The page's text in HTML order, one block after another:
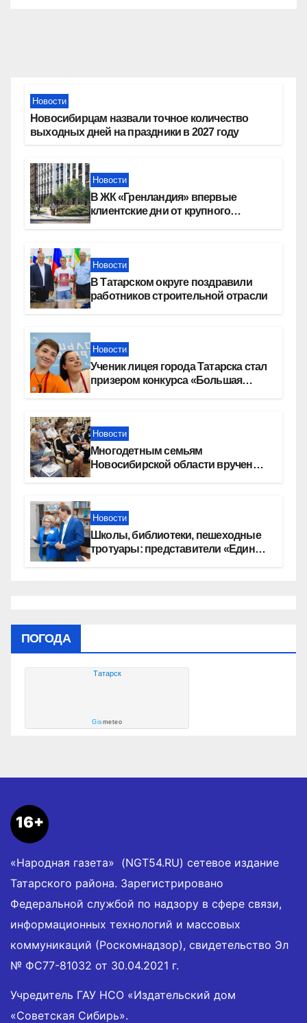
Новости
Новосибирцам назвали точное количество
выходных дней на праздники в 2027 году
Новости
В ЖК «Гренландия» впервые
клиентские дни от крупного
Новости
В Татарском округе поздравили
работников строительной отрасли
Новости
Ученик лицея города Татарска стал
призером конкурса «Большая
Новости
Многодетным семьям
Новосибирской области вручены
Новости
Школы, библиотеки, пешеходные
тротуары: представители «Единой
ПОГОДА
Татарск
Gismeteo
16+
«Народная газета» (NGT54.RU) сетевое издание
Татарского района. Зарегистрировано
Федеральной службой по надзору в сфере связи,
информационных технологий и массовых
коммуникаций (Роскомнадзор), свидетельство Эл
№ ФС77-81032 от 30.04.2021 г.
Учредитель ГАУ НСО «Издательский дом
«Советская Сибирь».